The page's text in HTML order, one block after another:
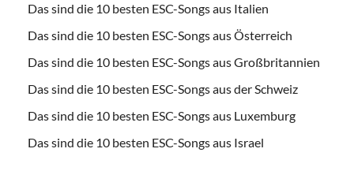
Das sind die 10 besten ESC-Songs aus Italien
Das sind die 10 besten ESC-Songs aus Österreich
Das sind die 10 besten ESC-Songs aus Großbritannien
Das sind die 10 besten ESC-Songs aus der Schweiz
Das sind die 10 besten ESC-Songs aus Luxemburg
Das sind die 10 besten ESC-Songs aus Israel